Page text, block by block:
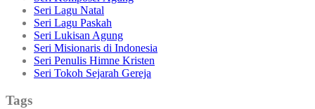
Seri Lagu Natal
Seri Lagu Paskah
Seri Lukisan Agung
Seri Misionaris di Indonesia
Seri Penulis Himne Kristen
Seri Tokoh Sejarah Gereja
Tags